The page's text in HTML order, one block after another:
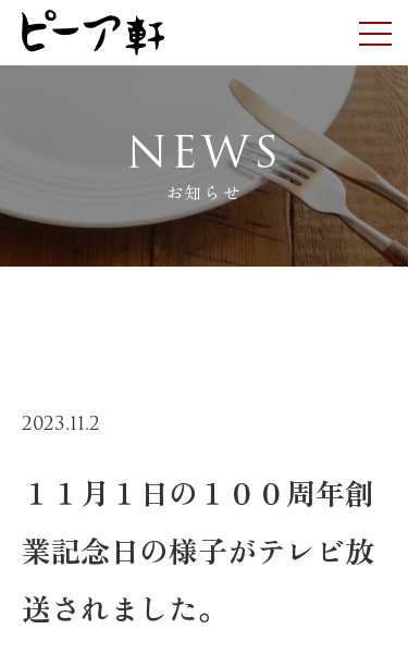
お知らせ
ご宴会プラン
グルメコース
ピーア軒の歴史
NEWS
お知らせ
2023.11.2
１１月１日の１００周年創
業記念日の様子がテレビ放
送されました。